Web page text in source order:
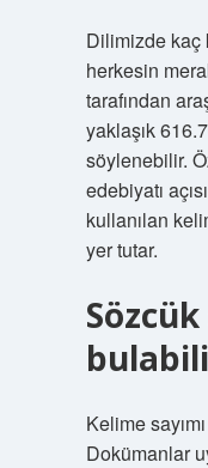
Dilimizde kaç
herkesin
tarafından
yaklaşık
söylenebilir.
edebiyatı
kullanılan
yer tutar.
Sözcük
Kelime
Dokümanlar